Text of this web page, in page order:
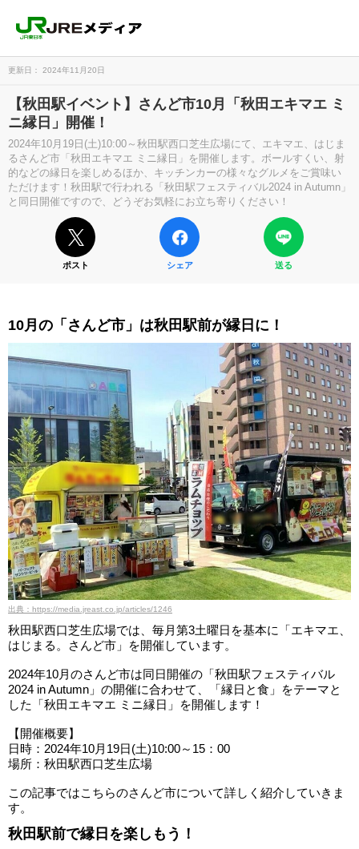
更新日： 2024年11月20日
【秋田駅イベント】さんど市10月「秋田エキマエ ミ
ニ縁日」開催！
2024年10月19日(土)10:00～秋田駅西口芝生広場にて、エキマエ、はじま
るさんど市「秋田エキマエ ミニ縁日」を開催します。ボールすくい、射
的などの縁日を楽しめるほか、キッチンカーの様々なグルメをご賞味い
ただけます！秋田駅で行われる「秋田駅フェスティバル2024 in Autumn」
と同日開催ですので、どうぞお気軽にお立ち寄りください！
ポスト シェア 送る
10月の「さんど市」は秋田駅前が縁日に！
出典：https://media.jreast.co.jp/articles/1246
秋田駅西口芝生広場では、毎月第3土曜日を基本に「エキマエ、
はじまる。さんど市」を開催しています。
2024年10月のさんど市は同日開催の「秋田駅フェスティバル
2024 in Autumn」の開催に合わせて、「縁日と食」をテーマと
した「秋田エキマエ ミニ縁日」を開催します！
【開催概要】
日時：2024年10月19日(土)10:00～15：00
場所：秋田駅西口芝生広場
この記事ではこちらのさんど市について詳しく紹介していきま
す。
秋田駅前で縁日を楽しもう！